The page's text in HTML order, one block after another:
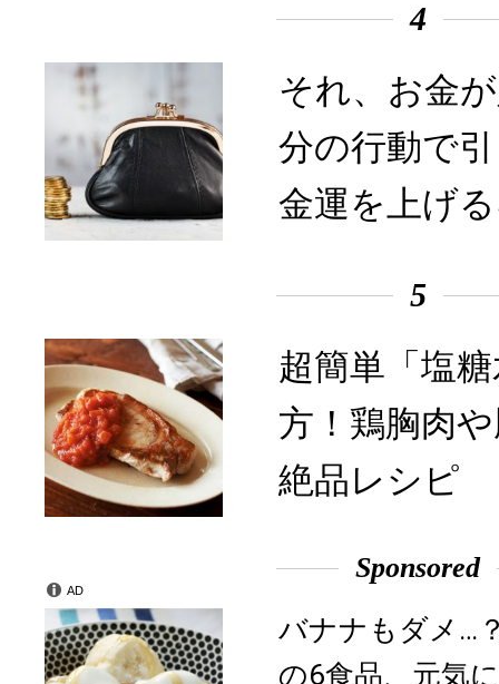
4
それ、お金
分の行動で
金運を上げ
5
超簡単「塩
方！鶏胸肉
絶品レシピ
Sponsored
バナナもダメ…
の6食品、元気
AD